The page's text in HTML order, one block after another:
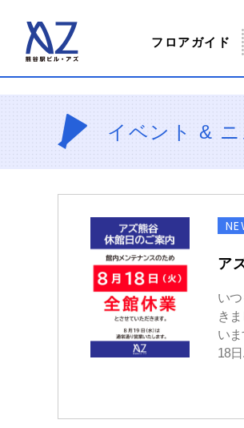
フロアガイド
イベント & ニ
ア
い
き
い
18日